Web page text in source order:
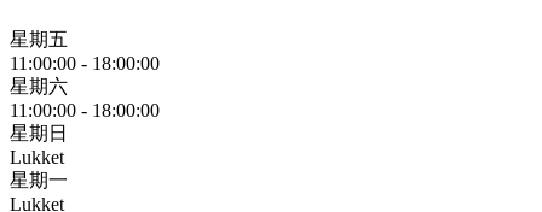
星期五
11:00:00 - 18:00:00
星期六
11:00:00 - 18:00:00
星期日
Lukket
星期一
Lukket